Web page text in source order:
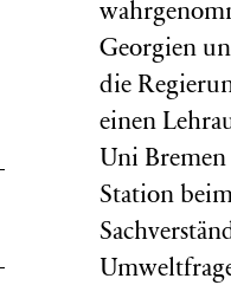
Georgien
die
einen
Uni
Station